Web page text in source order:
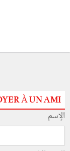
À UN AMI
الإسم